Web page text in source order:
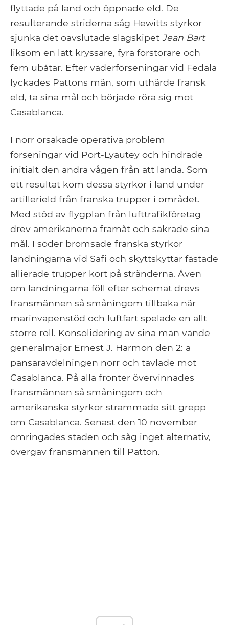
flyttade på land och öppnade eld. De
resulterande striderna såg Hewitts styrkor
sjunka det oavslutade slagskipet Jean Bart
liksom en lätt kryssare, fyra förstörare och
fem ubåtar. Efter väderförseningar vid Fedala
lyckades Pattons män, som uthärde fransk
eld, ta sina mål och började röra sig mot
Casablanca.
I norr orsakade operativa problem
förseningar vid Port-Lyautey och hindrade
initialt den andra vågen från att landa. Som
ett resultat kom dessa styrkor i land under
artillerield från franska trupper i området.
Med stöd av flygplan från lufttrafikföretag
drev amerikanerna framåt och säkrade sina
mål. I söder bromsade franska styrkor
landningarna vid Safi och skyttskyttar fästade
allierade trupper kort på stränderna. Även
om landningarna föll efter schemat drevs
fransmännen så småningom tillbaka när
marinvapenstöd och luftfart spelade en allt
större roll. Konsolidering av sina män vände
generalmajor Ernest J. Harmon den 2: a
pansaravdelningen norr och tävlade mot
Casablanca. På alla fronter övervinnades
fransmännen så småningom och
amerikanska styrkor strammade sitt grepp
om Casablanca. Senast den 10 november
omringades staden och såg inget alternativ,
övergav fransmännen till Patton.